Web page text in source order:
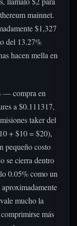
mainnet.
$1,327
del 13.27%
hacen mella en
— compra en
a $0.111317,
taker del
+ $10 = $20),
pequeño costo
se cierra dentro
0.05% como un
mucho la
más